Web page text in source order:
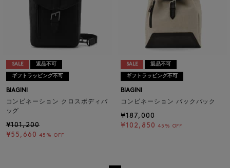
SALE 返品不可
ギフトラッピング不可
BIAGINI
コンビネーション クロスボディバ
ッグ
¥101,200
¥55,660 45% OFF
SALE 返品不可
ギフトラッピング不可
BIAGINI
コンビネーション バックパック
¥187,000
¥102,850 45% OFF